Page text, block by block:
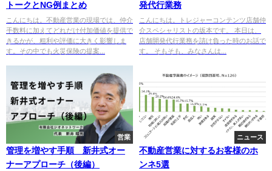
トークとNG例まとめ
こんにちは。不動産営業の現場では、仲介
手数料に加えてどれだけ付加価値を提供で
きるかが、粗利や評価に大きく影響しま
す。その中でも火災保険の提案...
発代行業務
こんにちは。トレジャーコンテンツ店舗仲
介スペシャリストの坂本です。 本日は、
店舗開発代行業務を請け負った時のお話で
す。 そもそも、みなさんは...
営業
管理を増やす手順 新井式オー
ナーアプローチ（後編）
ニュース
不動産営業に対するお客様のホ
ンネ5選